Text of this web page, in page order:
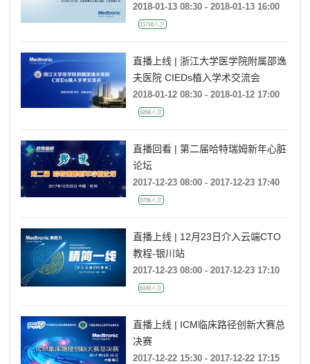
2018-01-13 08:30 - 2018-01-13 16:00
11710人次
直播上线 | 浙江大学医学院附属邵逸
夫医院 CIEDs植入学术交流会
2018-01-12 08:30 - 2018-01-12 17:00
6256人次
直播回看 | 第二届哈特瑞姆新年心脏
论坛
2017-12-23 08:00 - 2017-12-23 17:40
8736人次
直播上线 | 12月23日介入云端CTO
教程-银川站
2017-12-23 08:00 - 2017-12-23 17:10
6140人次
直播上线 | ICM临床路径创新大赛总
决赛
2017-12-22 15:30 - 2017-12-22 17:15